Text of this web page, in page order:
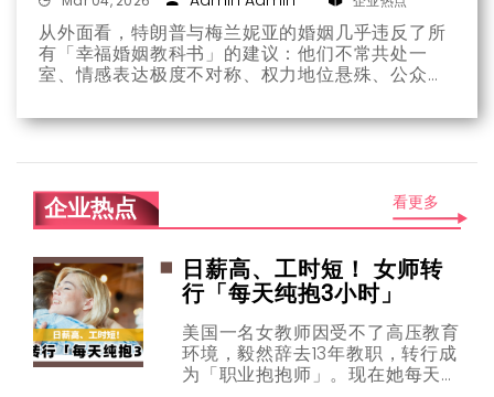
从外面看，特朗普与梅兰妮亚的婚姻几乎违反了所
有「幸福婚姻教科书」的建议：他们不常共处一
室、情感表达极度不对称、权力地位悬殊、公众形
闻，媒体都预言离婚；每一次预言都落空。二十年
过去了，这段婚姻不但没有瓦解，反而在第二任期
呈现出某种更稳固的默契。
企业热点 看更多
日薪高、工时短！ 女师转
行「每天纯抱3小时」
美国一名女教师因受不了高压教育
环境，毅然辞去13年教职，转行成
为「职业抱抱师」。现在她每天只